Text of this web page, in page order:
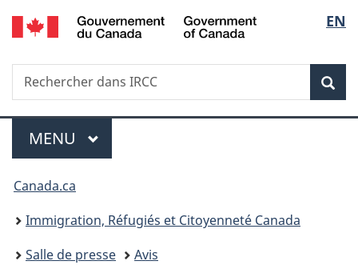
Passer
au
Passer
à
du
Passer
à
simplifiée
de
la
EN
Recherche
Rechercher
dans
Menu
MENU PRINCIPAL
Vous
êtes
ici :
Canada.ca
Immigration, Réfugiés et Citoyenneté Canada
Salle de presse
Avis